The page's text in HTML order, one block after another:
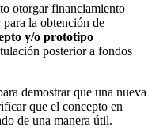
otorgar financiamiento
para la obtención de
y/o prototipo
posterior a fondos
demostrar que una nueva
que el concepto en
de una manera útil.